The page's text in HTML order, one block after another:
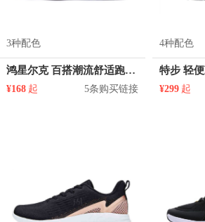
3种配色
鸿星尔克 百搭潮流舒适跑鞋 11120320468
¥168 起 5条购买链接
4种配色
¥299 起